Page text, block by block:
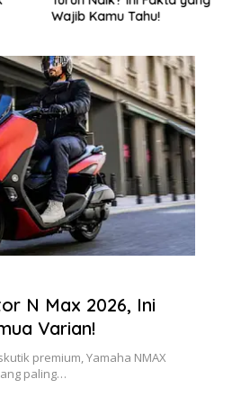
Perjalanan Jauh
N Max 2026, Ini
Varian!
premium, Yamaha NMAX
paling…